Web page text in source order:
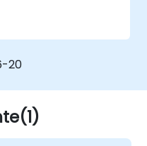
anwenden.
mit DataWeave
20